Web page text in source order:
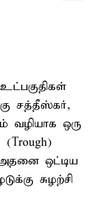
சத்தீஸ்கர்,
வழியாக ஒரு
அதனை ஒட்டிய
சுழற்சி